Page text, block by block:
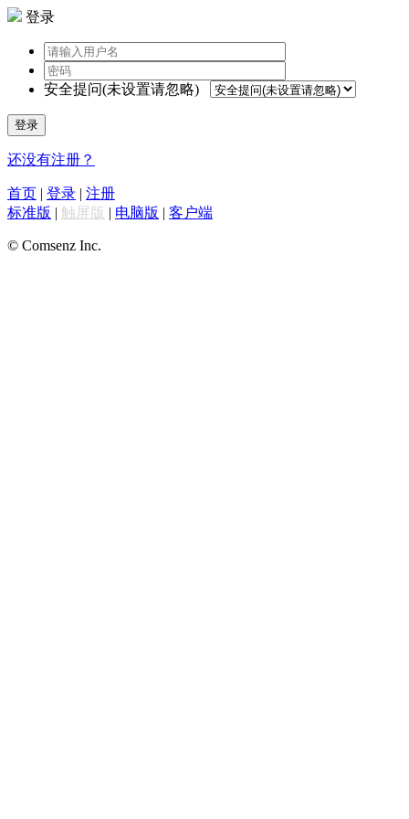
登录
安全提问(未设置请忽略)
登录
还没有注册？
首页 | 登录 | 注册
标准版 | 触屏版 | 电脑版 | 客户端
© Comsenz Inc.